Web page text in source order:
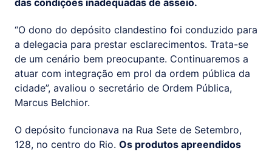
das condições inadequadas de asseio.
“O dono do depósito clandestino foi conduzido para
a delegacia para prestar esclarecimentos. Trata-se
de um cenário bem preocupante. Continuaremos a
atuar com integração em prol da ordem pública da
cidade”, avaliou o secretário de Ordem Pública,
Marcus Belchior.
O depósito funcionava na Rua Sete de Setembro,
128, no centro do Rio. Os produtos apreendidos